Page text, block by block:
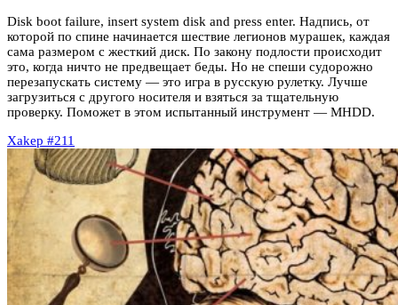
Disk boot failure, insert system disk and press enter. Надпись, от
которой по спине начинается шествие легионов мурашек, каждая
сама размером с жесткий диск. По закону подлости происходит
это, когда ничто не предвещает беды. Но не спеши судорожно
перезапускать систему — это игра в русскую рулетку. Лучше
загрузиться с другого носителя и взяться за тщательную
проверку. Поможет в этом испытанный инструмент — MHDD.
Xakep #211